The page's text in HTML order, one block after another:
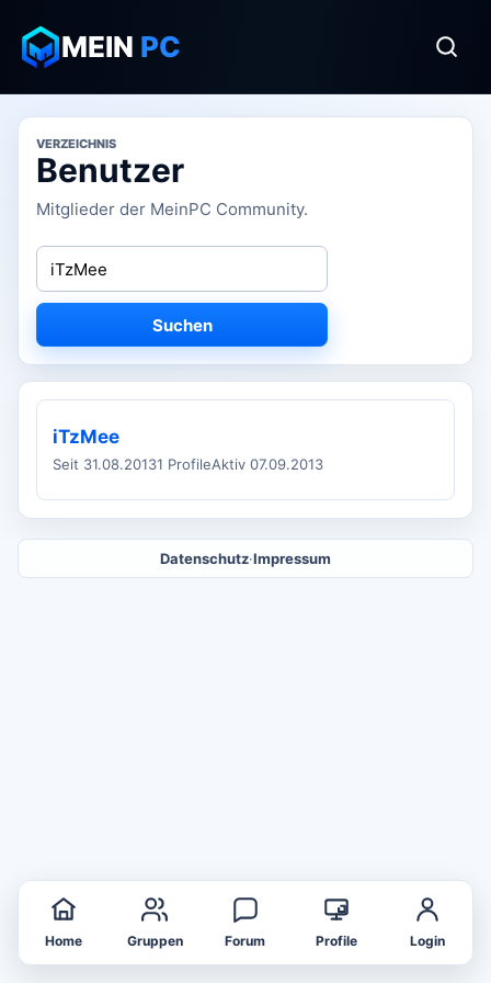
MEIN PC
VERZEICHNIS
Benutzer
Mitglieder der MeinPC Community.
Suchen
iTzMee
Seit 31.08.20131 ProfileAktiv 07.09.2013
Datenschutz·Impressum
Home Gruppen Forum Profile Login